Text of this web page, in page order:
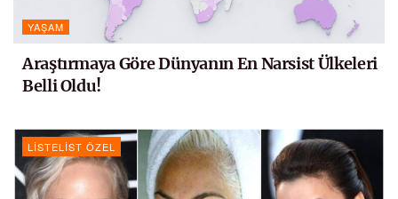
YAŞAM
Araştırmaya Göre Dünyanın En Narsist Ülkeleri
Belli Oldu!
LISTELIST ÖZEL